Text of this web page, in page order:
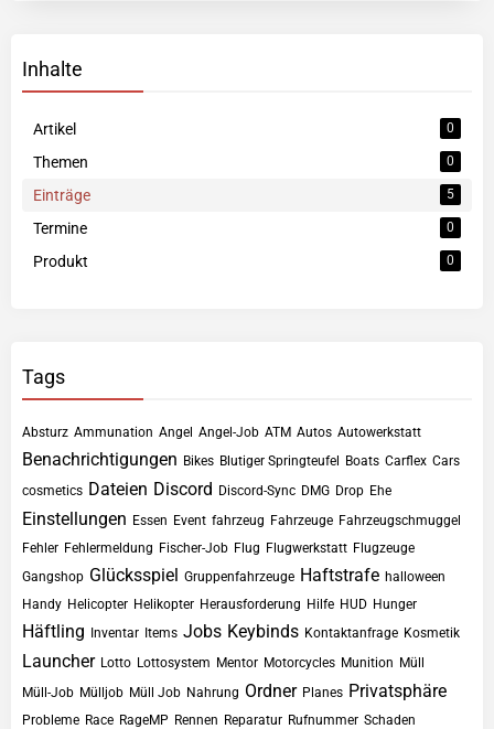
Inhalte
Artikel 0
Themen 0
Einträge 5
Termine 0
Produkt 0
Tags
Absturz Ammunation Angel Angel-Job ATM Autos Autowerkstatt
Benachrichtigungen Bikes Blutiger Springteufel Boats Carflex Cars
cosmetics Dateien Discord Discord-Sync DMG Drop Ehe
Einstellungen Essen Event fahrzeug Fahrzeuge Fahrzeugschmuggel
Fehler Fehlermeldung Fischer-Job Flug Flugwerkstatt Flugzeuge
Gangshop Glücksspiel Gruppenfahrzeuge Haftstrafe halloween
Handy Helicopter Helikopter Herausforderung Hilfe HUD Hunger
Häftling Inventar Items Jobs Keybinds Kontaktanfrage Kosmetik
Launcher Lotto Lottosystem Mentor Motorcycles Munition Müll
Müll-Job Mülljob Müll Job Nahrung Ordner Planes Privatsphäre
Probleme Race RageMP Rennen Reparatur Rufnummer Schaden